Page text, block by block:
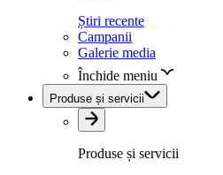
Știri recente
Campanii
Galerie media
Închide meniu
Produse și servicii
Produse și servicii